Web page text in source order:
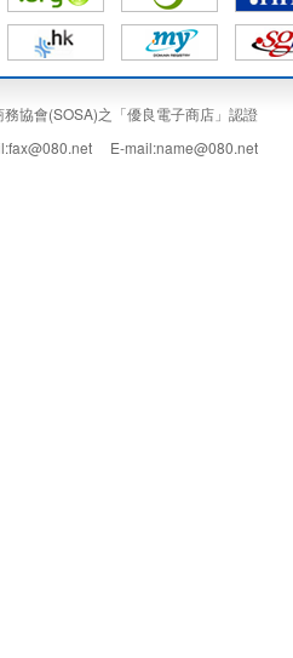
協會(SOSA)之「優良電子商店」認證
E-mail:name@080.net